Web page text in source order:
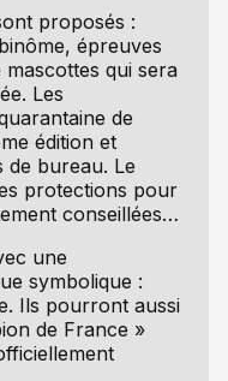
proposés :
épreuves
qui sera
Les
de
édition et
de bureau. Le
protections pour
conseillées…
une
symbolique :
Ils pourront aussi
de France »